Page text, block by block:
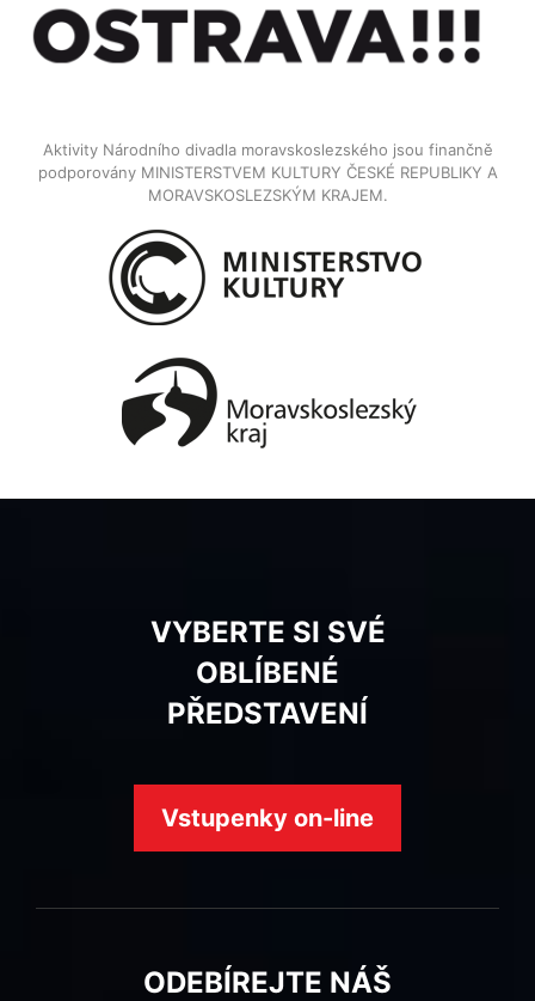
Aktivity Národního divadla moravskoslezského jsou finančně
podporovány MINISTERSTVEM KULTURY ČESKÉ REPUBLIKY A
MORAVSKOSLEZSKÝM KRAJEM.
VYBERTE SI SVÉ
OBLÍBENÉ
PŘEDSTAVENÍ
Vstupenky on-line
ODEBÍREJTE NÁŠ